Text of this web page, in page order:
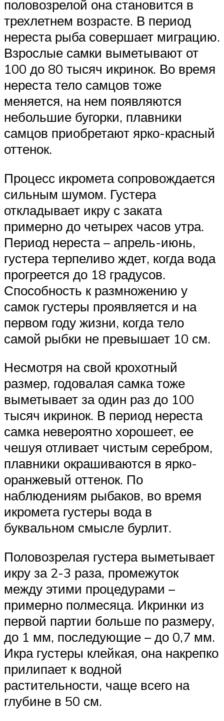
половозрелой она становится в
трехлетнем возрасте. В период
нереста рыба совершает миграцию.
Взрослые самки выметывают от
100 до 80 тысяч икринок. Во время
нереста тело самцов тоже
меняется, на нем появляются
небольшие бугорки, плавники
самцов приобретают ярко-красный
оттенок.
Процесс икромета сопровождается
сильным шумом. Густера
откладывает икру с заката
примерно до четырех часов утра.
Период нереста – апрель-июнь,
густера терпеливо ждет, когда вода
прогреется до 18 градусов.
Способность к размножению у
самок густеры проявляется и на
первом году жизни, когда тело
самой рыбки не превышает 10 см.
Несмотря на свой крохотный
размер, годовалая самка тоже
выметывает за один раз до 100
тысяч икринок. В период нереста
самка невероятно хорошеет, ее
чешуя отливает чистым серебром,
плавники окрашиваются в ярко-
оранжевый оттенок. По
наблюдениям рыбаков, во время
икромета густеры вода в
буквальном смысле бурлит.
Половозрелая густера выметывает
икру за 2-3 раза, промежуток
между этими процедурами –
примерно полмесяца. Икринки из
первой партии больше по размеру,
до 1 мм, последующие – до 0,7 мм.
Икра густеры клейкая, она накрепко
прилипает к водной
растительности, чаще всего на
глубине в 50 см.